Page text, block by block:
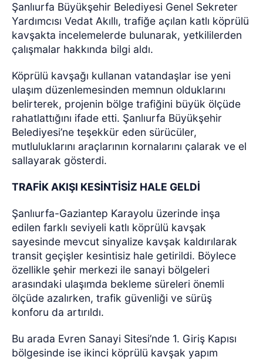
Şanlıurfa Büyükşehir Belediyesi Genel Sekreter
Yardımcısı Vedat Akıllı, trafiğe açılan katlı köprülü
kavşakta incelemelerde bulunarak, yetkililerden
çalışmalar hakkında bilgi aldı.
Köprülü kavşağı kullanan vatandaşlar ise yeni
ulaşım düzenlemesinden memnun olduklarını
belirterek, projenin bölge trafiğini büyük ölçüde
rahatlattığını ifade etti. Şanlıurfa Büyükşehir
Belediyesi’ne teşekkür eden sürücüler,
mutluluklarını araçlarının kornalarını çalarak ve el
sallayarak gösterdi.
TRAFİK AKIŞI KESİNTİSİZ HALE GELDİ
Şanlıurfa-Gaziantep Karayolu üzerinde inşa
edilen farklı seviyeli katlı köprülü kavşak
sayesinde mevcut sinyalize kavşak kaldırılarak
transit geçişler kesintisiz hale getirildi. Böylece
özellikle şehir merkezi ile sanayi bölgeleri
arasındaki ulaşımda bekleme süreleri önemli
ölçüde azalırken, trafik güvenliği ve sürüş
konforu da artırıldı.
Bu arada Evren Sanayi Sitesi’nde 1. Giriş Kapısı
bölgesinde ise ikinci köprülü kavşak yapım